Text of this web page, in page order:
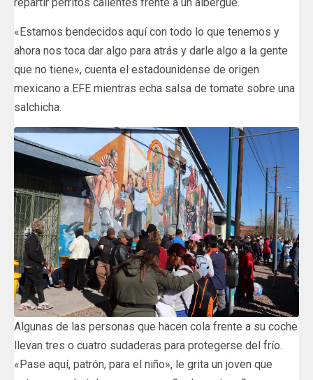
«Estamos bendecidos aquí con todo lo que tenemos y
ahora nos toca dar algo para atrás y darle algo a la gente
que no tiene», cuenta el estadounidense de origen
mexicano a EFE mientras echa salsa de tomate sobre una
salchicha.
Algunas de las personas que hacen cola frente a su coche
llevan tres o cuatro sudaderas para protegerse del frío.
«Pase aquí, patrón, para el niño», le grita un joven que